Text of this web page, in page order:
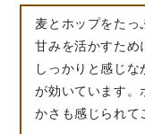
麦とホップをたっ
甘みを活かすため
しっかりと感じな
が効いています。
かさも感じられて